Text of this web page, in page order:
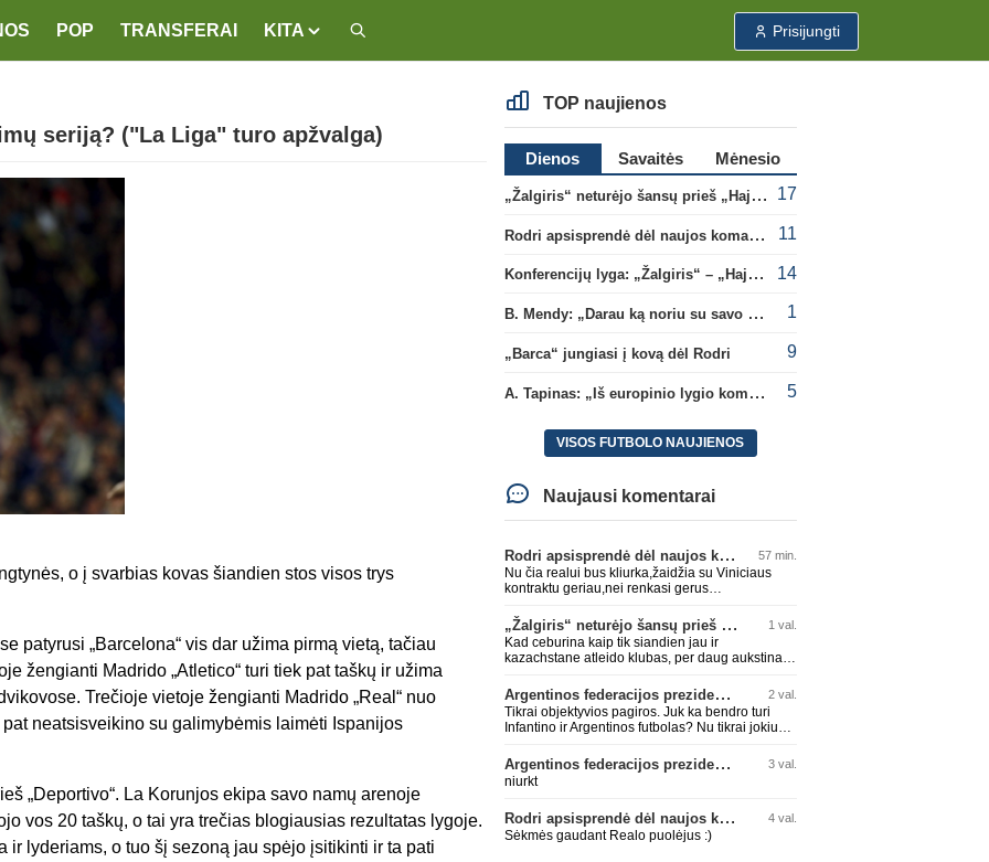
POP TRANSFERAI KITA Prisijungti
seriją? ("La Liga" turo apžvalga)
o į svarbias kovas šiandien stos visos trys
patyrusi „Barcelona“ vis dar užima pirmą vietą, tačiau
žengianti Madrido „Atletico“ turi tiek pat taškų ir užima
Trečioje vietoje žengianti Madrido „Real“ nuo
neatsisveikino su galimybėmis laimėti Ispanijos
„Deportivo“. La Korunjos ekipa savo namų arenoje
vos 20 taškų, o tai yra trečias blogiausias rezultatas lygoje.
ir lyderiams, o tuo šį sezoną jau spėjo įsitikinti ir ta pati
TOP naujienos
Dienos Savaitės
Mėnesio
„Žalgiris“ neturėjo šansų prieš „Hajduk“
17
Rodri apsisprendė dėl naujos komandos 11
Konferencijų lyga: „Žalgiris“ – „Hajduk“ (rungtynės tiesiogiai) 14
B. Mendy: „Darau ką noriu su savo pasaulio čempionato titulu“ 1
„Barca“ jungiasi į kovą dėl Rodri 9
A. Tapinas: „Iš europinio lygio komandos gavom gerų pamokų“ 5
VISOS FUTBOLO NAUJIENOS
Naujausi komentarai
Rodri apsisprendė dėl naujos komandos 57 min.
Nu čia realui bus kliurka,žaidžia su Viniciaus
kontraktu geriau,nei renkasi gerus
„Žalgiris“ neturėjo šansų prieš „Hajduk“ 1 val.
Kad ceburina kaip tik siandien jau ir
kazachstane atleido klubas, per daug aukstinat
Argentinos federacijos prezidentas C. Tapia negailėjo pagyrų G. Infantino 2 val.
Tikrai objektyvios pagiros. Juk ka bendro turi
Infantino ir Argentinos futbolas? Nu tikrai jokiu
Argentinos federacijos prezidentas C. Tapia negailėjo pagyrų G. Infantino 3 val.
niurkt
Rodri apsisprendė dėl naujos komandos 4 val.
Sėkmės gaudant Realo puolėjus :)